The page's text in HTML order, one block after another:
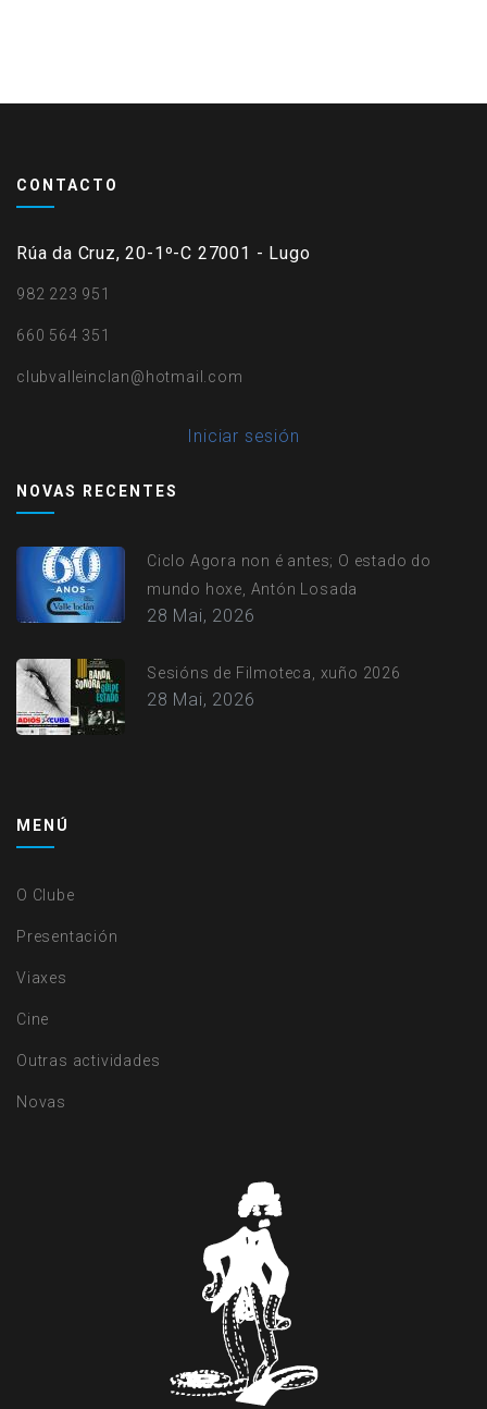
CONTACTO
Rúa da Cruz, 20-1º-C 27001 - Lugo
982 223 951
660 564 351
clubvalleinclan@hotmail.com
account
menu
Iniciar sesión
NOVAS RECENTES
Ciclo Agora non é antes; O estado do
mundo hoxe, Antón Losada
28 Mai, 2026
Sesións de Filmoteca, xuño 2026
28 Mai, 2026
MENÚ
O Clube
Presentación
Viaxes
Cine
Outras actividades
Novas